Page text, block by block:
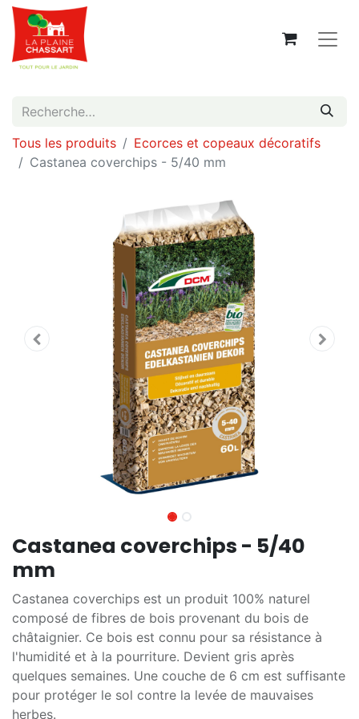
Tous les produits
Ecorces et copeaux décoratifs
Castanea coverchips - 5/40 mm
Castanea coverchips - 5/40
mm
Castanea coverchips est un produit 100% naturel
composé de fibres de bois provenant du bois de
châtaignier. Ce bois est connu pour sa résistance à
l'humidité et à la pourriture. Devient gris après
quelques semaines. Une couche de 6 cm est suffisante
pour protéger le sol contre la levée de mauvaises
herbes.